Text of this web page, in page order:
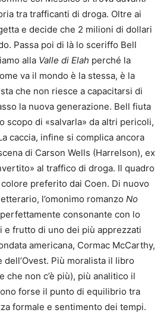
tra trafficanti di droga. Oltre ai
e decide che 2 milioni di dollari
Passa poi di là lo sceriffo Bell
alla Valle di Elah perché la
va il mondo è la stessa, è la
che non riesce a capacitarsi di
la nuova generazione. Bell fiuta
scopo di «salvarla» da altri pericoli,
caccia, infine si complica ancora
di Carson Wells (Harrelson), ex
al traffico di droga. Il quadro
preferito dai Coen. Di nuovo
l’omonimo romanzo No
consonante con lo
e frutto di uno dei più apprezzati
americana, Cormac McCarthy,
Più moralista il libro
che non c’è più), più analitico il
forse il punto di equilibrio tra
formale e sentimento dei tempi.